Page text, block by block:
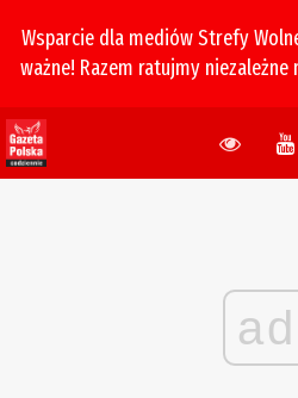
Wsparcie dla mediów Strefy
ważne! Razem ratujmy niezależne
ad